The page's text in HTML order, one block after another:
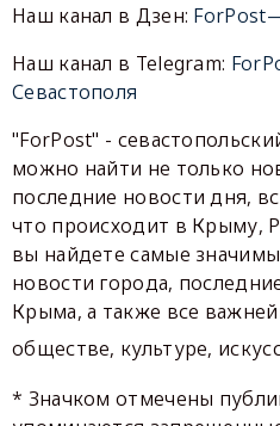
Наш канал в Дзен:
Наш канал в Telegram:
Севастополя
"ForPost" -
можно найти не только
последние новости дня,
что происходит в Крыму,
вы найдете самые
новости города,
Крыма, а также все
обществе, культуре,
* Значком отмечены